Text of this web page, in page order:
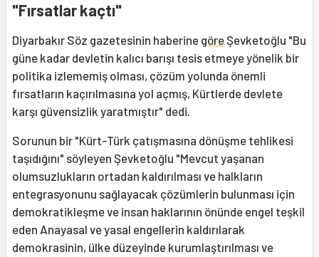
"Fırsatlar kaçtı"
Diyarbakır Söz gazetesinin haberine göreŞevketoğlu "Bu
güne kadar devletin kalıcı barışı tesis etmeye yönelik bir
politika izlememiş olması, çözüm yolunda önemli
fırsatların kaçırılmasına yol açmış, Kürtlerde devlete
karşı güvensizlik yaratmıştır" dedi.
Sorunun bir "Kürt-Türk çatışmasına dönüşme tehlikesi
taşıdığını" söyleyen Şevketoğlu "Mevcut yaşanan
olumsuzlukların ortadan kaldırılması ve halkların
entegrasyonunu sağlayacak çözümlerin bulunması için
demokratikleşme ve insan haklarının önünde engel teşkil
eden Anayasal ve yasal engellerin kaldırılarak
demokrasinin, ülke düzeyinde kurumlaştırılması ve